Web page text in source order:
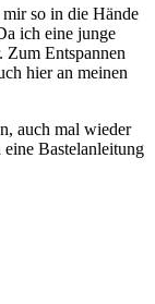
so in die Hände
ich eine junge
Zum Entspannen
hier an meinen
auch mal wieder
Bastelanleitung